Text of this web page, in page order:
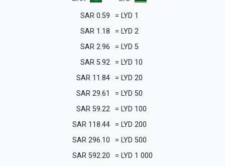
1
LYD
=
0.59
SAR
2
LYD
=
1.18
SAR
5
LYD
=
2.96
SAR
10
LYD
=
5.92
SAR
20
LYD
=
11.84
SAR
50
LYD
=
29.61
SAR
100
LYD
=
59.22
SAR
200
LYD
=
118.44
SAR
500
LYD
=
296.10
SAR
1 000
LYD
=
592.20
SAR